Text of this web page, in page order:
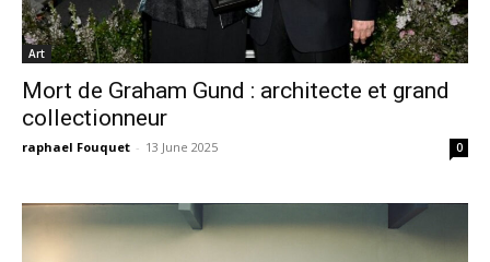
Art
Mort de Graham Gund : architecte et grand
collectionneur
raphael Fouquet - 13 June 2025 0